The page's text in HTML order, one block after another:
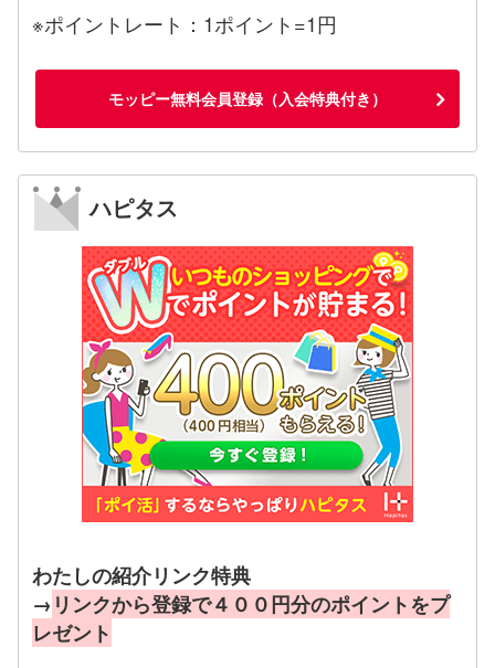
※ポイントレート：1ポイント=1円
モッピー無料会員登録（入会特典付き）
ハピタス
わたしの紹介リンク特典
→ リンクから登録で４００円分のポイントをプ
レゼント